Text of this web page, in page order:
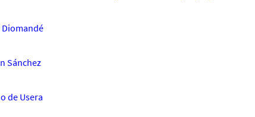
Diomandé
Sánchez
de Usera